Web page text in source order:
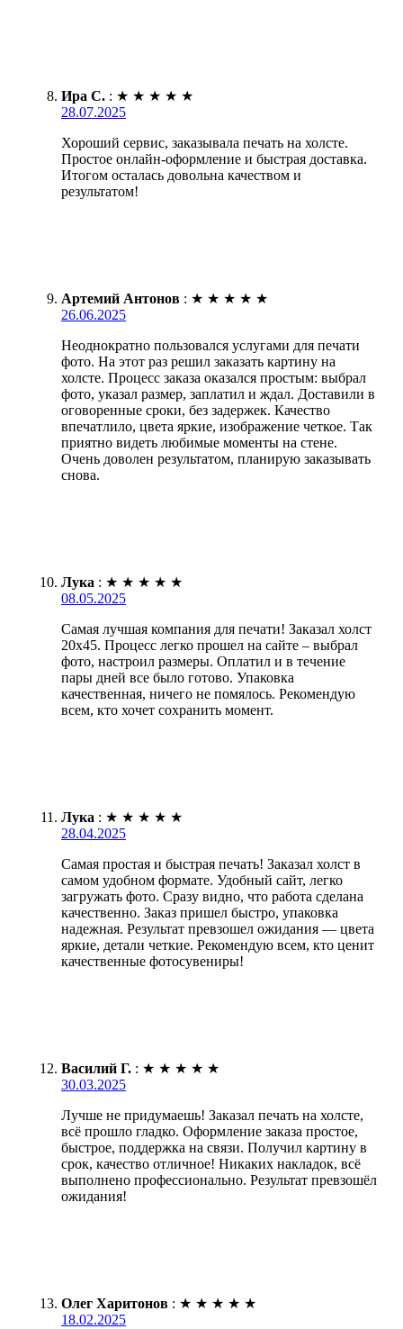
Ира С. : ★ ★ ★ ★ ★
28.07.2025
Хороший сервис, заказывала печать на холсте.
Простое онлайн-оформление и быстрая доставка.
Итогом осталась довольна качеством и
результатом!
Артемий Антонов : ★ ★ ★ ★ ★
26.06.2025
Неоднократно пользовался услугами для печати
фото. На этот раз решил заказать картину на
холсте. Процесс заказа оказался простым: выбрал
фото, указал размер, заплатил и ждал. Доставили в
оговоренные сроки, без задержек. Качество
впечатлило, цвета яркие, изображение четкое. Так
приятно видеть любимые моменты на стене.
Очень доволен результатом, планирую заказывать
снова.
Лука : ★ ★ ★ ★ ★
08.05.2025
Самая лучшая компания для печати! Заказал холст
20х45. Процесс легко прошел на сайте – выбрал
фото, настроил размеры. Оплатил и в течение
пары дней все было готово. Упаковка
качественная, ничего не помялось. Рекомендую
всем, кто хочет сохранить момент.
Лука : ★ ★ ★ ★ ★
28.04.2025
Самая простая и быстрая печать! Заказал холст в
самом удобном формате. Удобный сайт, легко
загружать фото. Сразу видно, что работа сделана
качественно. Заказ пришел быстро, упаковка
надежная. Результат превзошел ожидания — цвета
яркие, детали четкие. Рекомендую всем, кто ценит
качественные фотосувениры!
Василий Г. : ★ ★ ★ ★ ★
30.03.2025
Лучше не придумаешь! Заказал печать на холсте,
всё прошло гладко. Оформление заказа простое,
быстрое, поддержка на связи. Получил картину в
срок, качество отличное! Никаких накладок, всё
выполнено профессионально. Результат превзошёл
ожидания!
Олег Харитонов : ★ ★ ★ ★ ★
18.02.2025